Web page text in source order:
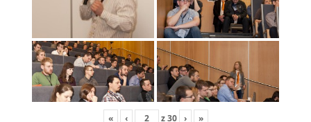
« ‹ z30 › »